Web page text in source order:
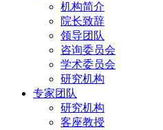
机构简介
院长致辞
领导团队
咨询委员会
学术委员会
研究机构
专家团队
研究机构
客座教授